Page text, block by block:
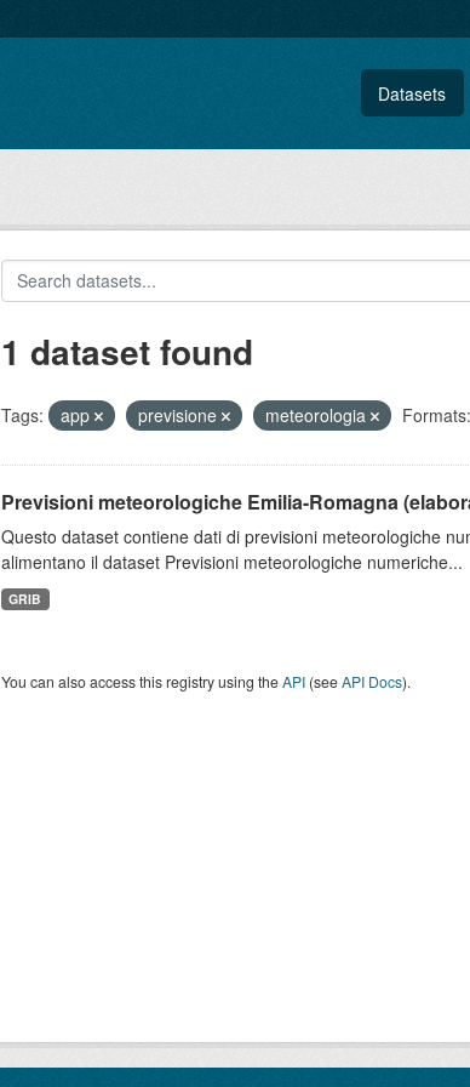
Datasets
1 dataset found
Tags: app previsione meteorologia Formats:
Previsioni meteorologiche Emilia-Romagna
Questo dataset contiene dati di previsioni meteorologiche
alimentano il dataset Previsioni meteorologiche numeriche...
GRIB
You can also access this registry using theAPI(seeAPI Docs).